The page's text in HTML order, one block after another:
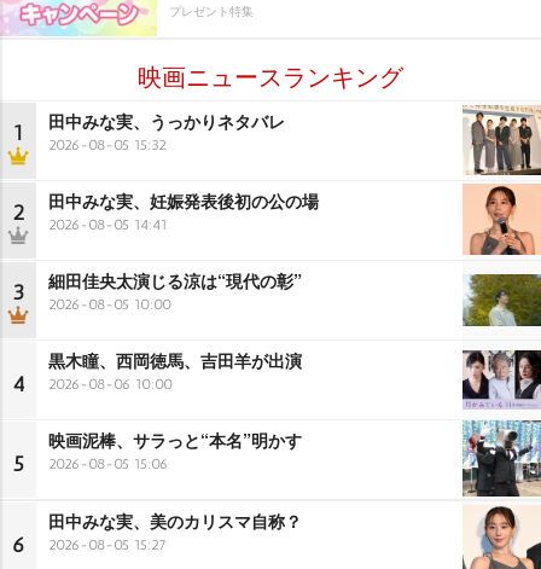
プレゼント特集
映画ニュースランキング
1 田中みな実、うっかりネタバレ
2026-08-05 15:32
2 田中みな実、妊娠発表後初の公の場
2026-08-05 14:41
3 細田佳央太演じる涼は“現代の彰”
2026-08-05 10:00
4
黒木瞳、西岡徳馬、吉田羊が出演
2026-08-06 10:00
5
映画泥棒、サラっと“本名”明かす
2026-08-05 15:06
6
田中みな実、美のカリスマ自称？
2026-08-05 15:27